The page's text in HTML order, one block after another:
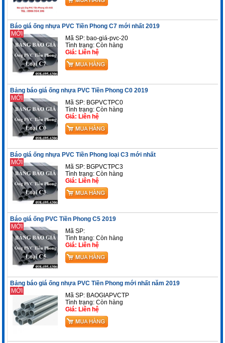
Báo giá ống nhựa PVC Tiền Phong C7 mới nhất 2019
MỚI
Mã SP: bao-giá-pvc-20
Tình trạng:Còn hàng
Giá: Liên hệ
Bảng báo giá ống nhựa PVC Tiền Phong C0 2019
MỚI
Mã SP: BGPVCTPC0
Tình trạng:Còn hàng
Giá: Liên hệ
Báo giá ống nhựa PVC Tiền Phong loại C3 mới nhất
MỚI
Mã SP: BGPVCTPC3
Tình trạng:Còn hàng
Giá: Liên hệ
Báo giá ống PVC Tiền Phong C5 2019
MỚI
Mã SP:
Tình trạng:Còn hàng
Giá: Liên hệ
Bảng báo giá ống nhựa PVC Tiền Phong mới nhất năm 2019
MỚI
Mã SP: BAOGIAPVCTP
Tình trạng:Còn hàng
Giá: Liên hệ